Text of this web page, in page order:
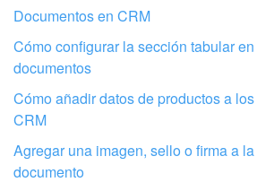
Documentos en CRM
Cómo configurar la sección tabular
documentos
Cómo añadir datos de productos a
CRM
Agregar una imagen, sello o firma a
documento